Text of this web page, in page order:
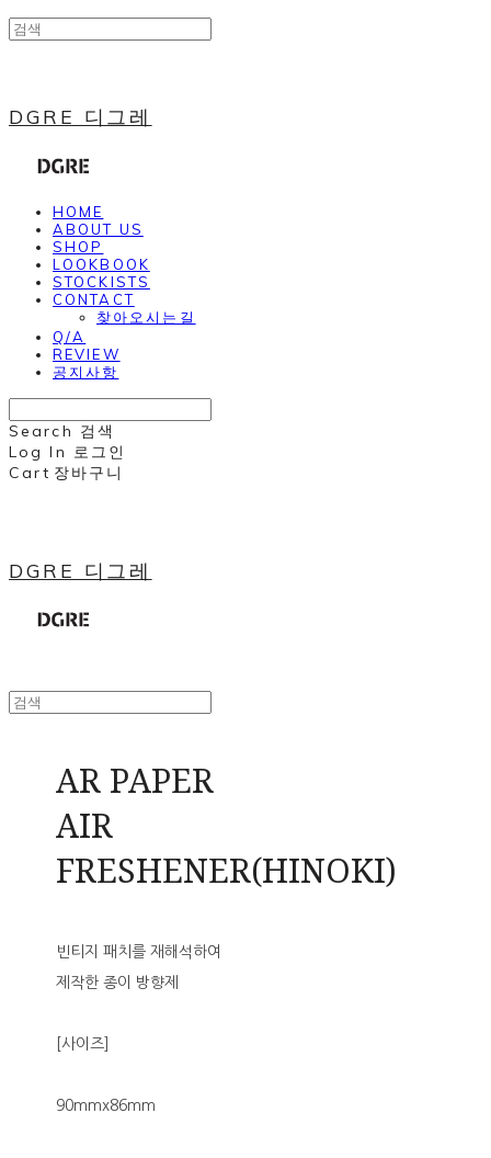
DGRE 디그레
HOME
ABOUT US
SHOP
LOOKBOOK
STOCKISTS
CONTACT
찾아오시는길
Q/A
REVIEW
공지사항
Search 검색
Log In
로그인
Cart 장바구니
DGRE 디그레
AR PAPER
AIR
FRESHENER(HINOKI)
빈티지 패치를 재해석하여
제작한 종이 방향제
[사이즈]
90mmx86mm